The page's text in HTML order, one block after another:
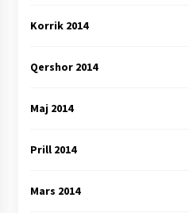
Korrik 2014
Qershor 2014
Maj 2014
Prill 2014
Mars 2014